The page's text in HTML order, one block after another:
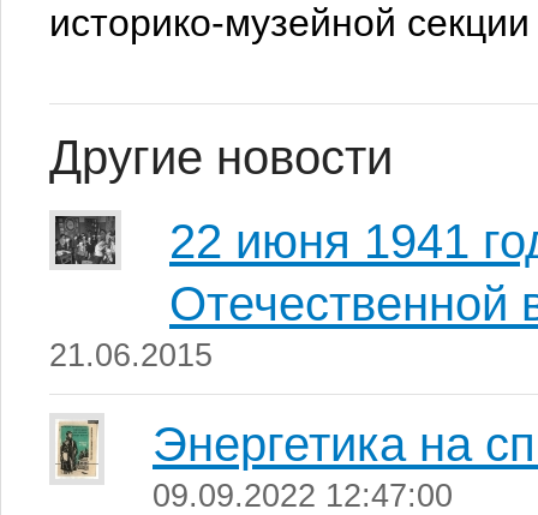
историко-музейной
Другие новости
22 июня 1941
Отечественной
21.06.2015
Энергетика на
09.09.2022 12:47:00